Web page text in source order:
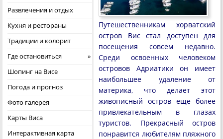
Развлечения и отдых
Кухня и рестораны
Традиции и колорит
Где остановиться
Шопинг на Висе
Погода и прогноз
Фото галерея
Карты Виса
Интерактивная карта
Путешественникам хорватский
остров Вис стал доступен для
посещения совсем недавно.
Среди освоенных человеком
островов Адриатики он имеет
наибольшее удаление от
материка, что делает этот
живописный остров еще более
привлекательным в глазах
туристов. Прекрасный остров
понравится любителям пляжного